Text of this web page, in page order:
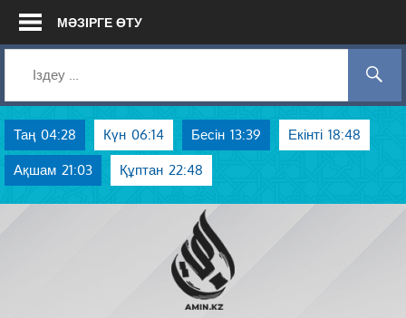
Skip
МӘЗІРГЕ ӨТУ
Таң 04:28 Күн 06:14 Бесін 13:39 Екінті 18:48
Ақшам 21:03 Құптан 22:48